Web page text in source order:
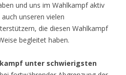
und uns im Wahlkampf aktiv
unseren vielen
die diesen Wahlkampf
begleitet haben.
unter schwierigsten